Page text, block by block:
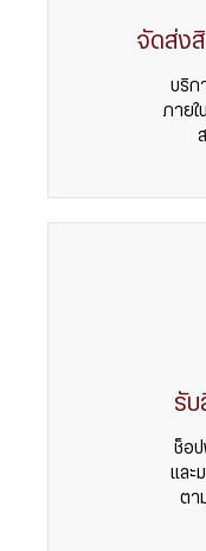
จัดส่ง
บริก
ภายใ
รับ
ช็อป
และ
ตา